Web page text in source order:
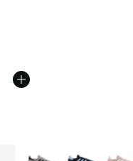
Weitere Farben